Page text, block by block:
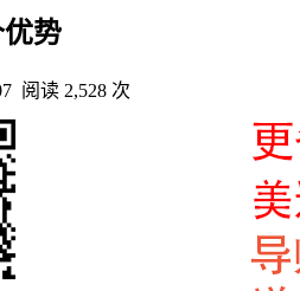
势
阅读 2,528 次